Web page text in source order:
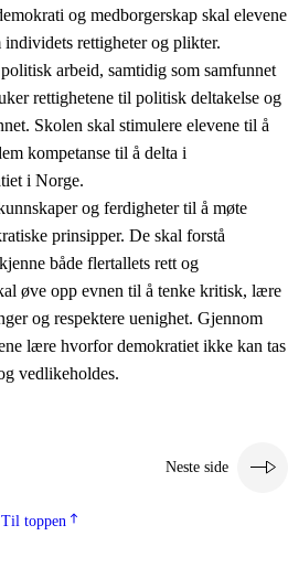
utvikling og danning
og medborgerskap skal elevene
rettigheter og plikter.
arbeid, samtidig som samfunnet
rettighetene til politisk deltakelse og
Skolen skal stimulere elevene til å
kompetanse til å delta i
i Norge.
og ferdigheter til å møte
prinsipper. De skal forstå
både flertallets rett og
øve opp evnen til å tenke kritisk, lære
og respektere uenighet. Gjennom
lære hvorfor demokratiet ikke kan tas
vedlikeholdes.
Neste side
Til toppen